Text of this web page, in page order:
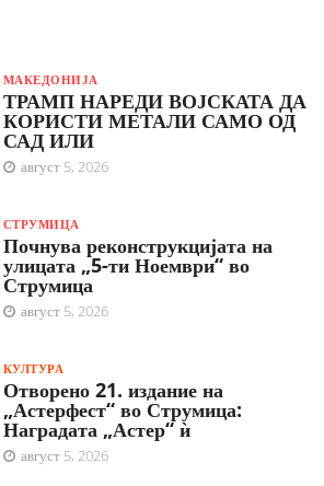
МАКЕДОНИЈА
ТРАМП НАРЕДИ ВОЈСКАТА ДА
КОРИСТИ МЕТАЛИ САМО ОД
САД ИЛИ
август 5, 2026
СТРУМИЦА
Почнува реконструкцијата на
улицата „5-ти Ноември“ во
Струмица
август 5, 2026
КУЛТУРА
Отворено 21. издание на
„Астерфест“ во Струмица:
Наградата „Астер“ ѝ
август 5, 2026